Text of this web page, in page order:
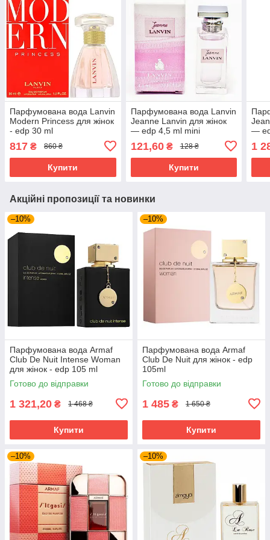
Парфумована вода Lanvin
Modern Princess для жінок
- edp 30 ml
817 ₴ 860 ₴
Купити
Парфумована вода Lanvin
Jeanne Lanvin для жінок
— edp 4,5 ml mini
121,60₴ 128 ₴
Купити
—
1
Акційні пропозиції та новинки
–10%
Парфумована вода Armaf
Club De Nuit Intense Woman
для жінок - edp 105 ml
Готово до відправки
1 321,20 ₴ 1 468 ₴
Купити
–10%
Парфумована вода Armaf
Club De Nuit для жінок - edp
105ml
Готово до відправки
1 485 ₴ 1 650 ₴
Купити
–10% –10%